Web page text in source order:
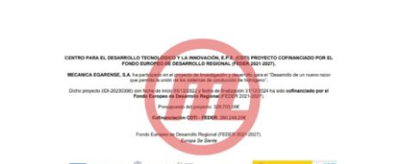
MECESA SE CONVIERTE EN
ENTIDAD COLABORADORA DE
ISA ESPAÑA